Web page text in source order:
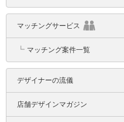
マッチングサービス
┗ マッチング案件一覧
デザイナーの流儀
店舗デザインマガジン